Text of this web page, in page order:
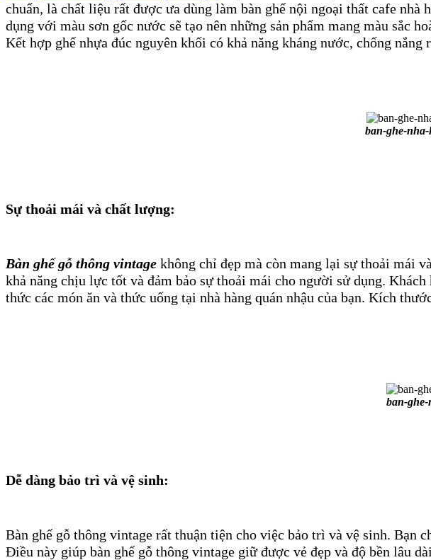
chuẩn, là chất liệu rất được ưa dùng làm bàn ghế nội ngoại thất cafe
dụng với màu sơn gốc nước sẽ tạo nên những sản phẩm mang màu sắc
Kết hợp ghế nhựa đúc nguyên khối có khả năng kháng nước, chống
ban-ghe-
Sự thoải mái và chất lượng:
Bàn ghế gỗ thông vintage không chỉ đẹp mà còn mang lại sự thoải mái
khả năng chịu lực tốt và đảm bảo sự thoải mái cho người sử dụng.
thức các món ăn và thức uống tại nhà hàng quán nhậu của bạn. Kích
ban-
Dễ dàng bảo trì và vệ sinh:
Bàn ghế gỗ thông vintage rất thuận tiện cho việc bảo trì và vệ sinh. Bạn
Điều này giúp bàn ghế gỗ thông vintage giữ được vẻ đẹp và độ bền lâu